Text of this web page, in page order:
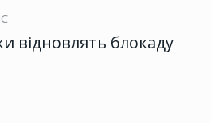
відновлять блокаду